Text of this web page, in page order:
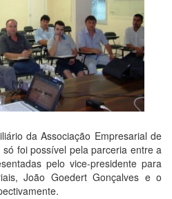
da Associação Empresarial de
foi possível pela parceria entre a
pelo vice-presidente para
João Goedert Gonçalves e o